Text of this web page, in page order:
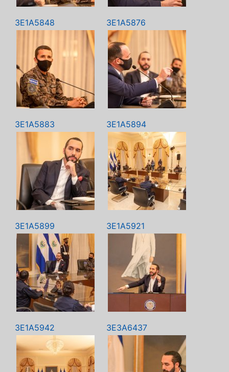
3E1A5848 3E1A5876
3E1A5883 3E1A5894
3E1A5899 3E1A5921
3E1A5942 3E3A6437